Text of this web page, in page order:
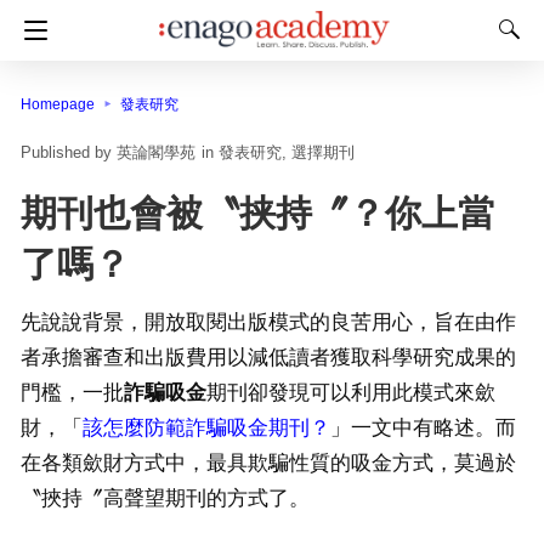
Homepage 發表研究
英論閣學苑 in 發表研究 選擇期刊
期刊也會被〝挟持〞？你上當
了嗎？
先說說背景，開放取閱出版模式的良苦用心，旨在由作
者承擔審查和出版費用以減低讀者獲取科學研究成果的
門檻，一批詐騙吸金期刊卻發現可以利用此模式來歛
財，「 該怎麼防範詐騙吸金期刊？ 」一文中有略述。而
在各類歛財方式中，最具欺騙性質的吸金方式，莫過於
〝挾持〞高聲望期刊的方式了。